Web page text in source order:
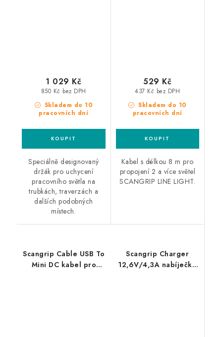
Skladem do 10
pracovních dní
850 Kč bez DPH
1 029 Kč
Speciálně designovaný
držák pro uchycení
pracovního světla na
trubkách, traverzách a
dalších podobných
místech.
Skladem do 10
pracovních dní
437 Kč bez DPH
529 Kč
Kabel s délkou 8 m pro
propojení 2 a více světel
SCANGRIP LINE LIGHT.
Scangrip Cable USB To
Mini DC kabel pro
Scangrip Charger
12,6V/4,3A nabíječka